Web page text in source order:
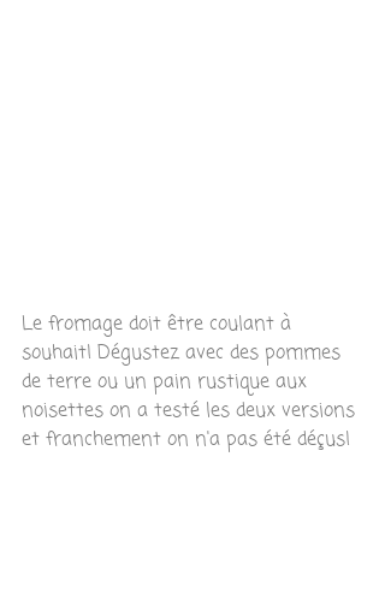
Le fromage doit être coulant à
souhait! Dégustez avec des pommes
de terre ou un pain rustique aux
noisettes on a testé les deux versions
et franchement on n'a pas été déçus!